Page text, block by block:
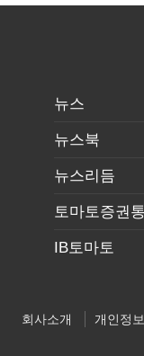
반도체 인재
뉴스
뉴스북
뉴스리듬
토마토증권
IB토마토
회사소개 개인정